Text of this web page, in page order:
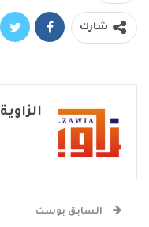
شارك
الزاوية
السابق بوست